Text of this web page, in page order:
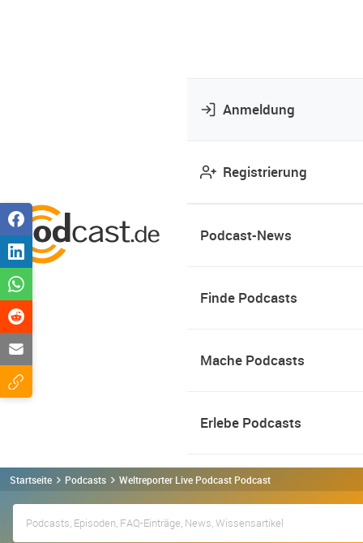
Anmeldung
Registrierung
Podcast-News
Finde Podcasts
Mache Podcasts
Erlebe Podcasts
Startseite Podcasts Weltreporter Live Podcast Podcast